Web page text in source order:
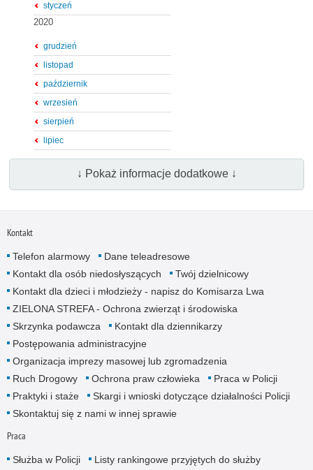
styczeń
2020
grudzień
listopad
październik
wrzesień
sierpień
lipiec
↓ Pokaż informacje dodatkowe ↓
Kontakt
Telefon alarmowy
Dane teleadresowe
Kontakt dla osób niedosłyszących
Twój dzielnicowy
Kontakt dla dzieci i młodzieży - napisz do Komisarza Lwa
ZIELONA STREFA - Ochrona zwierząt i środowiska
Skrzynka podawcza
Kontakt dla dziennikarzy
Postępowania administracyjne
Organizacja imprezy masowej lub zgromadzenia
Ruch Drogowy
Ochrona praw człowieka
Praca w Policji
Praktyki i staże
Skargi i wnioski dotyczące działalności Policji
Skontaktuj się z nami w innej sprawie
Praca
Służba w Policji
Listy rankingowe przyjętych do służby